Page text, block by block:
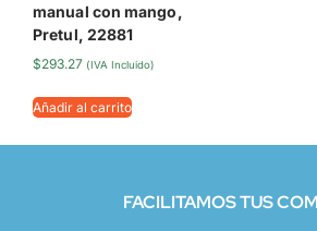
manual con mango,
Pretul, 22881
$293.27 (IVA Incluido)
Añadir al carrito
FACILITAMOS TUS